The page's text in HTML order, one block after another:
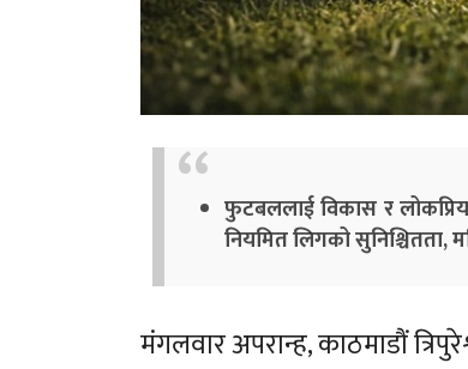
फुटबललाई विकास र
नियमित लिगको सुनिश्चितता,
मंगलवार अपरान्ह, काठमाडौं